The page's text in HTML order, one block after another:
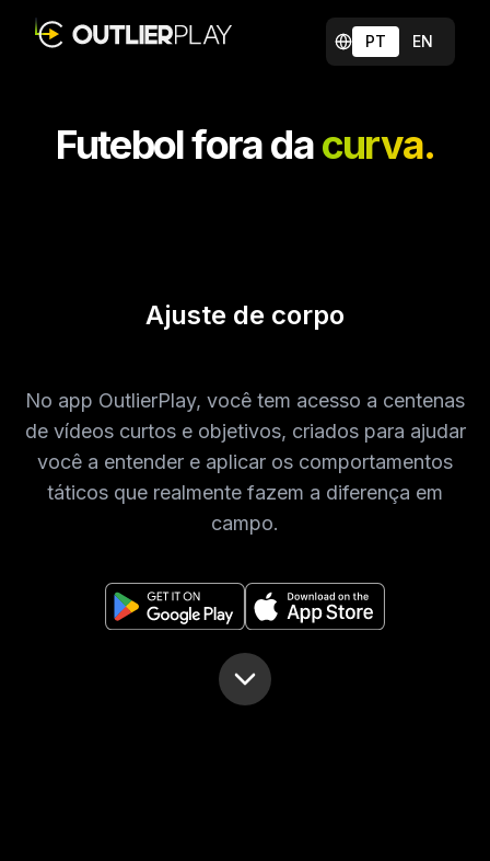
PT EN
Futebol fora dacurva.
No app OutlierPlay, você tem acesso a centenas
de vídeos curtos e objetivos, criados para ajudar
você a entender e aplicar os comportamentos
táticos que realmente fazem a diferença em
campo.